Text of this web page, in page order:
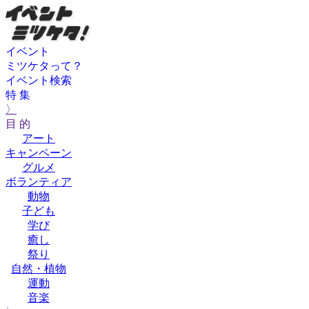
イベント
ミツケタって？
イベント検索
特 集
〉
目 的
アート
キャンペーン
グルメ
ボランティア
動物
子ども
学び
癒し
祭り
自然・植物
運動
音楽